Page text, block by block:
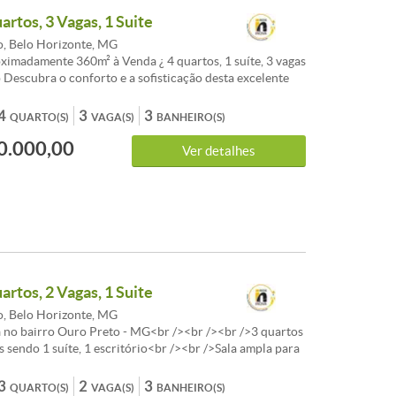
3 Vagas, 1 Suite
Belo Horizonte, MG
360m² à Venda ¿ 4 quartos, 1 suíte, 3 vagas
Descubra o conforto e a sofisticação desta excelente
espaços amplos, acabamentos de qualidade e uma
1 Pavimento 1 Sala ampla para dois ambientes
e tábua corrida Área gourmet completa com
em granito, churrasqueira, bancada americana e
do Imóvel Casa de 2 andares Área total
Área construída: 244m² Área externa 116m² Possui
sujeitos a alteração sem aviso prévio
QUARTO(S) VAGA(S)
3 BANHEIRO(S)
3
Ver detalhes
2 Vagas, 1 Suite
Belo Horizonte, MG
no bairro Ouro Preto - MG<br /><br /><br />3 quartos
sendo 1 suíte, 1 escritório<br /><br />Sala ampla para
/><br />Copa com mesa de jantar e
QUARTO(S) VAGA(S)
2 BANHEIRO(S)
3